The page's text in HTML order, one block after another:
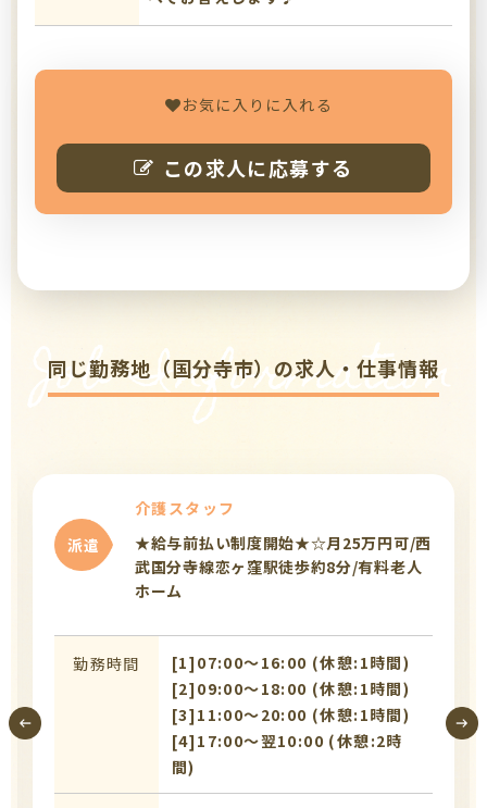
お気に入りに入れる
この求人に応募する
Job Information
同じ勤務地（国分寺市）の求人・仕事情報
派遣
介護スタッフ
★給与前払い制度開始★☆月25万円可/西
武国分寺線恋ヶ窪駅徒歩約8分/有料老人
ホーム
勤務時間
[1]07:00〜16:00 (休憩:1時間)
[2]09:00〜18:00 (休憩:1時間)
[3]11:00〜20:00 (休憩:1時間)
[4]17:00〜翌10:00 (休憩:2時
間)